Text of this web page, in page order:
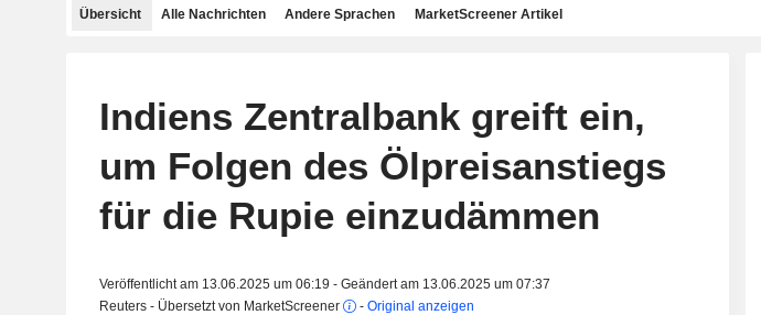
Übersicht Alle Nachrichten Andere Sprachen MarketScreener Artikel
Indiens Zentralbank greift ein,
um Folgen des Ölpreisanstiegs
für die Rupie einzudämmen
Veröffentlicht am 13.06.2025 um 06:19 - Geändert am 13.06.2025 um 07:37
Reuters - Übersetzt von MarketScreener
- Original anzeigen